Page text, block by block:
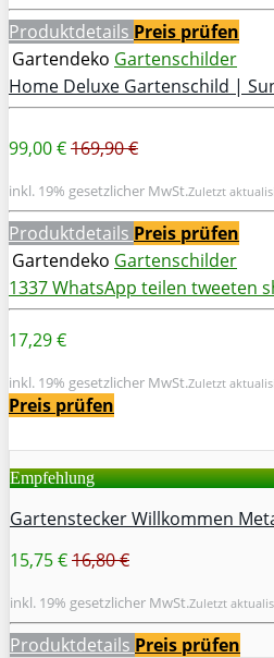
Produktdetails Preis prüfen
Gartendeko Gartenschilder
Home Deluxe Gartenschild |
99,00 €169,90 €
inkl. 19% gesetzlicher MwSt.Zuletzt
Produktdetails Preis prüfen
Gartendeko Gartenschilder
1337WhatsApp teilen tweeten
17,29 €
inkl. 19% gesetzlicher MwSt.Zuletzt
Preis prüfen
Empfehlung
Gartenstecker Willkommen
15,75 €16,80 €
inkl. 19% gesetzlicher MwSt.Zuletzt
Produktdetails Preis prüfen